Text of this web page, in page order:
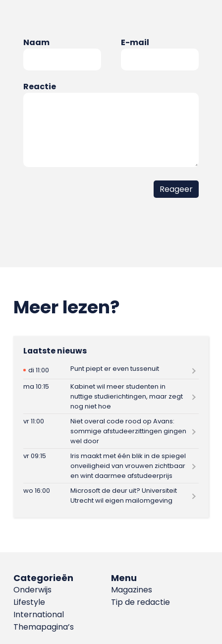
Naam E-mail
Reactie
Meer lezen?
Laatste nieuws
di 11:00
Punt piept er even tussenuit
ma 10:15
Kabinet wil meer studenten in
nuttige studierichtingen, maar zegt
nog niet hoe
vr 11:00
Niet overal code rood op Avans:
sommige afstudeerzittingen gingen
wel door
vr 09:15
Iris maakt met één blik in de spiegel
onveiligheid van vrouwen zichtbaar
en wint daarmee afstudeerprijs
wo 16:00
Microsoft de deur uit? Universiteit
Utrecht wil eigen mailomgeving
Menu
Magazines
Tip de redactie
Categorieën
Onderwijs
Lifestyle
International
Themapagina’s